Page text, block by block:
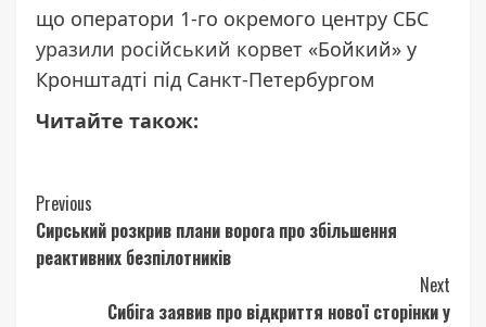
що оператори 1-го окремого центру СБС
уразили російський корвет «Бойкий» у
Кронштадті під Санкт-Петербургом
Читайте також:
Continue
Reading
Previous
Сирський розкрив плани ворога про збільшення
реактивних безпілотників
Next
Сибіга заявив про відкриття нової сторінки у